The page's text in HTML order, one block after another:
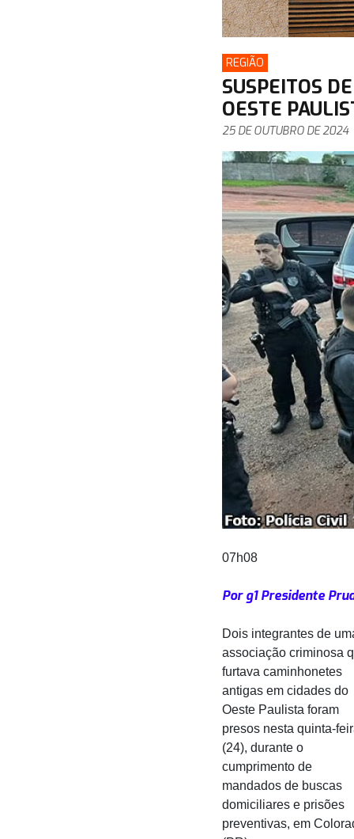
REGIÃO
SUSPEITOS
OESTE
25 DE OUTUBRO DE 2024
07h08
Por g1 Presidente
Dois integrantes de
associação criminosa
furtava caminhonetes
antigas em cidades do
Oeste Paulista foram
presos nesta quinta-
(24), durante o
cumprimento de
mandados de buscas
domiciliares e prisões
preventivas, em